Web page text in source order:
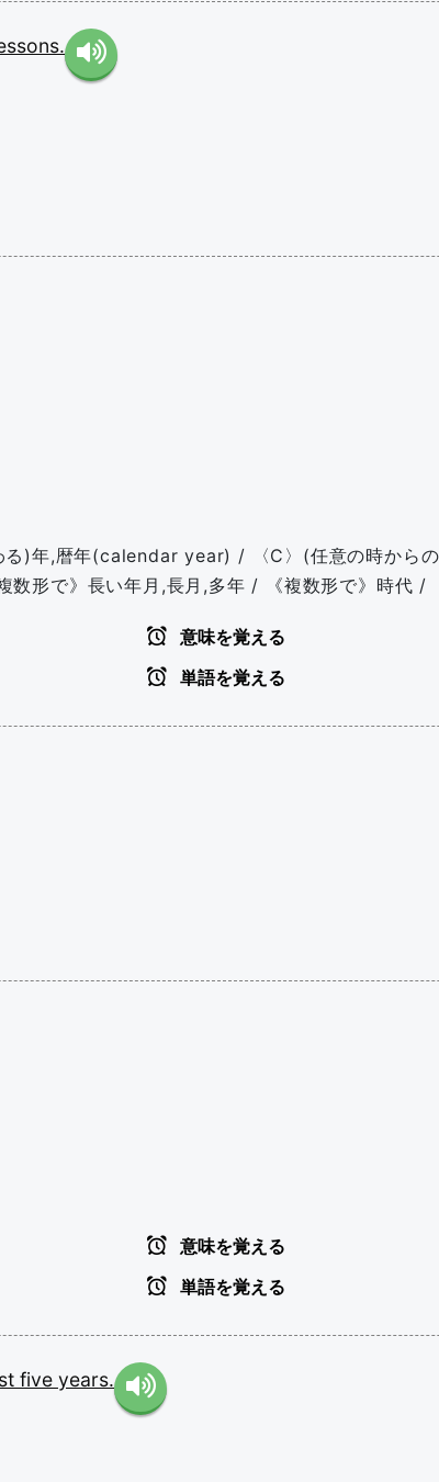
る)年,暦年(calendar year) / 〈C〉(任意の時か
形で》長い年月,長月,多年 / 《複数形で》時代 /
意味を覚える
単語を覚える
意味を覚える
単語を覚える
five years.